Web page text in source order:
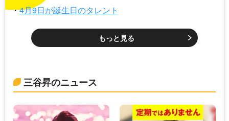
4月9日が誕生日のタレント
もっと見る
三谷昇のニュース